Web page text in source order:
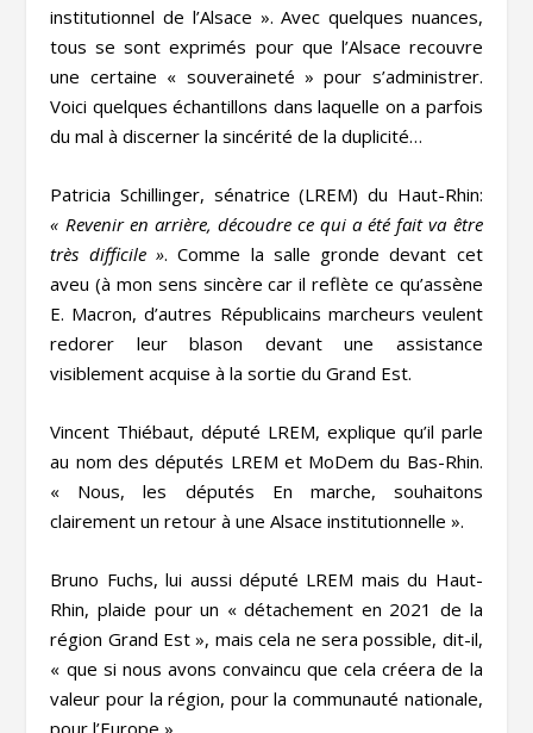
institutionnel de l’Alsace ». Avec quelques nuances,
tous se sont exprimés pour que l’Alsace recouvre
une certaine « souveraineté » pour s’administrer.
Voici quelques échantillons dans laquelle on a parfois
du mal à discerner la sincérité de la duplicité…
Patricia Schillinger, sénatrice (LREM) du Haut-Rhin:
« Revenir en arrière, découdre ce qui a été fait va être
très difficile ». Comme la salle gronde devant cet
aveu (à mon sens sincère car il reflète ce qu’assène
E. Macron, d’autres Républicains marcheurs veulent
redorer leur blason devant une assistance
visiblement acquise à la sortie du Grand Est.
Vincent Thiébaut, député LREM, explique qu’il parle
au nom des députés LREM et MoDem du Bas-Rhin.
« Nous, les députés En marche, souhaitons
clairement un retour à une Alsace institutionnelle ».
Bruno Fuchs, lui aussi député LREM mais du Haut-
Rhin, plaide pour un « détachement en 2021 de la
région Grand Est », mais cela ne sera possible, dit-il,
« que si nous avons convaincu que cela créera de la
valeur pour la région, pour la communauté nationale,
pour l’Europe ».